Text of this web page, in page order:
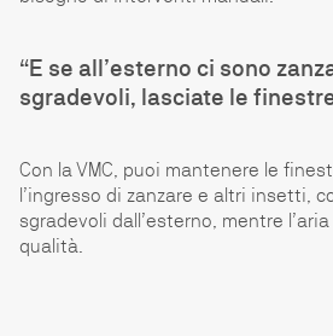
“E se all’esterno ci sono
sgradevoli, lasciate le
Con la VMC, puoi mantenere le
l’ingresso di zanzare e altri insetti,
sgradevoli dall’esterno, mentre
qualità.